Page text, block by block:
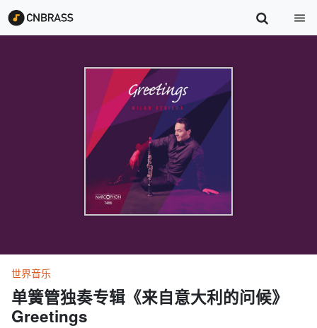
世界音乐
单簧管独奏专辑《来自意大利的问候》
Greetings